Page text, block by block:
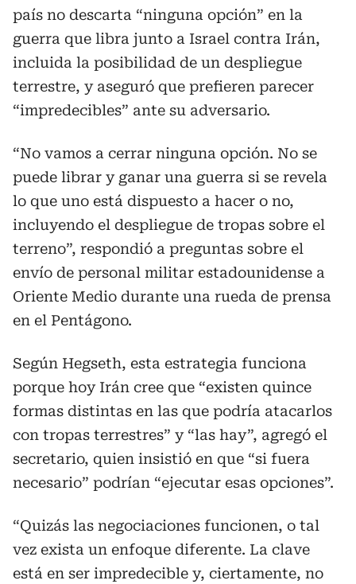
país no descarta “ninguna opción” en la
guerra que libra junto a Israel contra Irán,
incluida la posibilidad de un despliegue
terrestre, y aseguró que prefieren parecer
“impredecibles” ante su adversario.
“No vamos a cerrar ninguna opción. No se
puede librar y ganar una guerra si se revela
lo que uno está dispuesto a hacer o no,
incluyendo el despliegue de tropas sobre el
terreno”, respondió a preguntas sobre el
envío de personal militar estadounidense a
Oriente Medio durante una rueda de prensa
en el Pentágono.
Según Hegseth, esta estrategia funciona
porque hoy Irán cree que “existen quince
formas distintas en las que podría atacarlos
con tropas terrestres” y “las hay”, agregó el
secretario, quien insistió en que “si fuera
necesario” podrían “ejecutar esas opciones”.
“Quizás las negociaciones funcionen, o tal
vez exista un enfoque diferente. La clave
está en ser impredecible y, ciertamente, no